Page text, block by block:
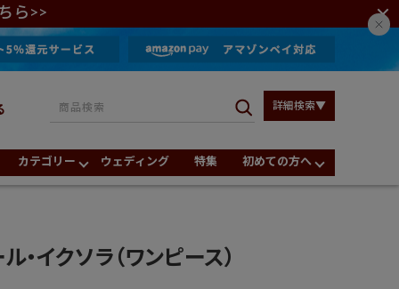
ら>>
詳細検索▼
カテゴリー ウェディング 特集 初めての方へ
・イクソラ（ワンピース）